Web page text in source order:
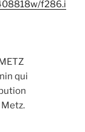
f286.i
qui